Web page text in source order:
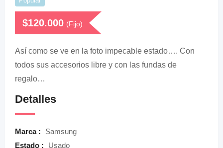
$120.000 (Fijo)
Así como se ve en la foto impecable estado…. Con
todos sus accesorios libre y con las fundas de
regalo…
Detalles
Marca :
Samsung
Estado :
Usado